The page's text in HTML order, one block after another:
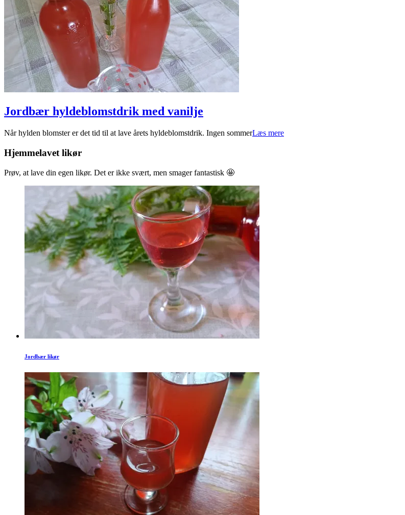
Jordbær hyldeblomstdrik med vanilje
2025-
21
Når hylden blomster er det tid til at lave årets hyldeblomstdrik. Ingen sommerLæs mere
Hjemmelavet likør
Prøv, at lave din egen likør. Det er ikke svært, men smager fantastisk 🤩
Jordbær likør